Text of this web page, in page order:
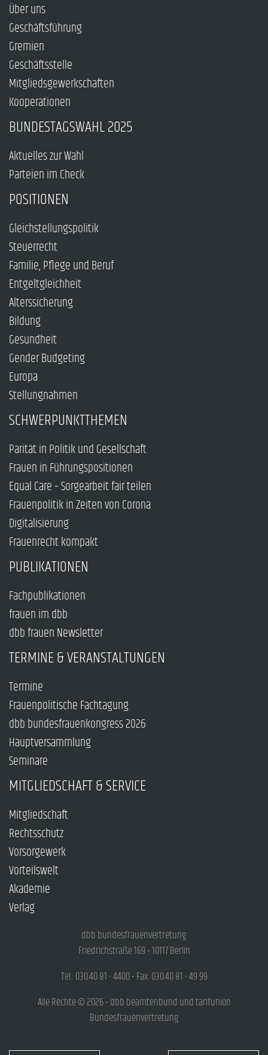
Über uns
Geschäftsführung
Gremien
Geschäftsstelle
Mitgliedsgewerkschaften
Kooperationen
BUNDESTAGSWAHL 2025
Aktuelles zur Wahl
Parteien im Check
POSITIONEN
Gleichstellungspolitik
Steuerrecht
Familie, Pflege und Beruf
Entgeltgleichheit
Alterssicherung
Bildung
Gesundheit
Gender Budgeting
Europa
Stellungnahmen
SCHWERPUNKTTHEMEN
Parität in Politik und Gesellschaft
Frauen in Führungspositionen
Equal Care – Sorgearbeit fair teilen
Frauenpolitik in Zeiten von Corona
Digitalisierung
Frauenrecht kompakt
PUBLIKATIONEN
Fachpublikationen
frauen im dbb
dbb frauen Newsletter
TERMINE & VERANSTALTUNGEN
Termine
Frauenpolitische Fachtagung
dbb bundesfrauenkongress 2026
Hauptversammlung
Seminare
MITGLIEDSCHAFT & SERVICE
Mitgliedschaft
Rechtsschutz
Vorsorgewerk
Vorteilswelt
Akademie
Verlag
dbb bundesfrauenvertretung
Friedrichstraße 169 • 10117 Berlin
Tel.: 030.40 81 - 4400 • Fax: 030.40 81 - 49 99
Alle Rechte © 2026 • dbb beamtenbund und tarifunion
Bundesfrauenvertretung